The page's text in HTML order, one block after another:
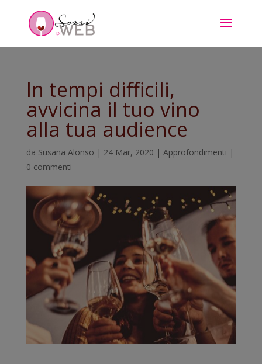
In tempi difficili,
avvicina il tuo vino
alla tua audience
da Susana Alonso | 24 Mar, 2020 | Approfondimenti |
0 commenti